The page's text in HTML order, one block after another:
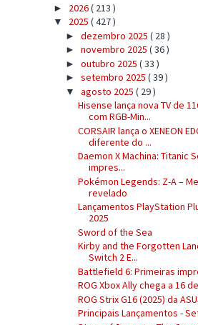
► 2026( 213 )
▼ 2025 ( 427 )
► dezembro 2025 ( 28 )
► novembro 2025 ( 36 )
► outubro 2025 ( 33 )
► setembro 2025 ( 39 )
▼ agosto 2025 ( 29 )
Hisense lança nova TV de
com RGB-Min...
CORSAIR lança o XENEON
diferente do ...
Daemon X Machina: Titanic
impres...
Pokémon Legends: Z-A –
revelado
Lançamentos PlayStation
2025
Sword of the Sea
Kirby and the Forgotten
Switch 2 E...
Battlefield 6: Primeiras
ROG Xbox Ally chega a 16
ROG Strix G16 (2025) da
Principais Lançamentos -